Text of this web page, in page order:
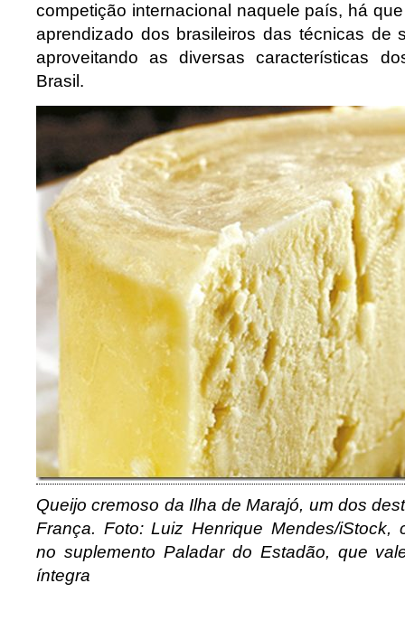
competição internacional naquele país, há
aprendizado dos brasileiros das técnicas de
aproveitando as diversas características
Brasil.
Queijo cremoso da Ilha de Marajó, um dos
França. Foto: Luiz Henrique Mendes/iStock,
no suplemento Paladar do Estadão, que
íntegra